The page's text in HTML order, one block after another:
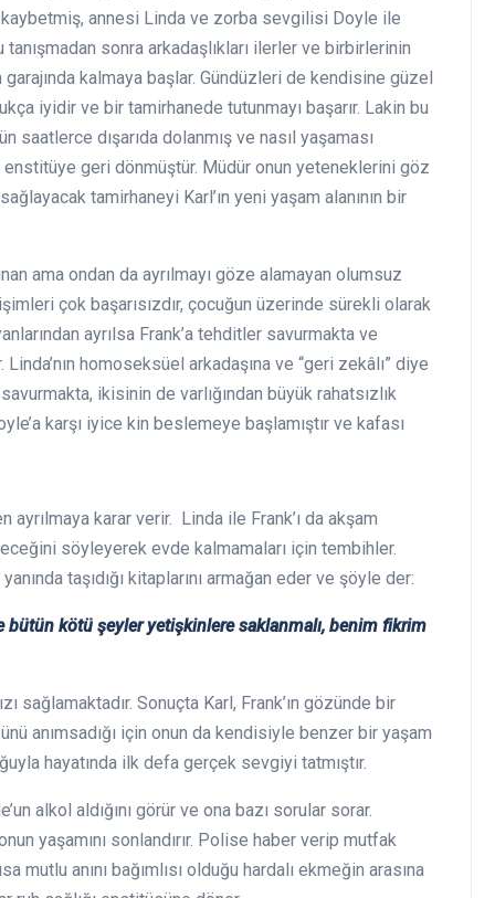
kaybetmiş, annesi Linda ve zorba sevgilisi Doyle ile
tanışmadan sonra arkadaşlıkları ilerler ve birbirlerinin
kalmaya başlar. Gündüzleri de kendisine güzel
iyidir ve bir tamirhanede tutunmayı başarır. Lakin bu
saatlerce dışarıda dolanmış ve nasıl yaşaması
geri dönmüştür. Müdür onun yeteneklerini göz
tamirhaneyi Karl’ın yeni yaşam alanının bir
ama ondan da ayrılmayı göze alamayan olumsuz
çok başarısızdır, çocuğun üzerinde sürekli olarak
ayrılsa Frank’a tehditler savurmakta ve
homoseksüel arkadaşına ve “geri zekâlı” diye
ikisinin de varlığından büyük rahatsızlık
karşı iyice kin beslemeye başlamıştır ve kafası
karar verir. Linda ile Frank’ı da akşam
söyleyerek evde kalmamaları için tembihler.
taşıdığı kitaplarını armağan eder ve şöyle der:
bütün kötü şeyler yetişkinlere saklanmalı, benim fikrim
sağlamaktadır. Sonuçta Karl, Frank’ın gözünde bir
anımsadığı için onun da kendisiyle benzer bir yaşam
hayatında ilk defa gerçek sevgiyi tatmıştır.
alkol aldığını görür ve ona bazı sorular sorar.
yaşamını sonlandırır. Polise haber verip mutfak
anını bağımlısı olduğu hardalı ekmeğin arasına